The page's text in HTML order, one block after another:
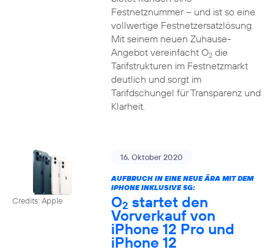
Festnetznummer – und ist so eine
vollwertige Festnetzersatzlösung.
Mit seinem neuen Zuhause-
Angebot vereinfacht O2die
Tarifstrukturen im Festnetzmarkt
deutlich und sorgt im
Tarifdschungel für Transparenz und
Klarheit.
Credits: Apple
16. Oktober 2020
AUFBRUCH IN EINE NEUE ÄRA MIT DEM
IPHONE INKLUSIVE 5G:
O2 startet den
Vorverkauf von
iPhone 12 Pro und
iPhone 12